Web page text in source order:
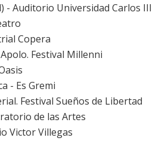
- Auditorio Universidad Carlos III
Copera
Festival Millenni
- Es Gremi
Festival Sueños de Libertad
de las Artes
Victor Villegas